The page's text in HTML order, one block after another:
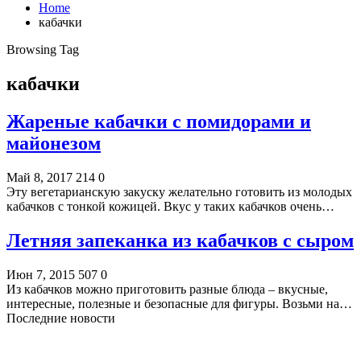
Home
кабачки
Browsing Tag
кабачки
Жареные кабачки с помидорами и
майонезом
Май 8, 2017 214 0
Эту вегетарианскую закуску желательно готовить из молодых
кабачков с тонкой кожицей. Вкус у таких кабачков очень…
Летняя запеканка из кабачков с сыром
Июн 7, 2015 507 0
Из кабачков можно приготовить разные блюда – вкусные,
интересные, полезные и безопасные для фигуры. Возьми на…
Последние новости